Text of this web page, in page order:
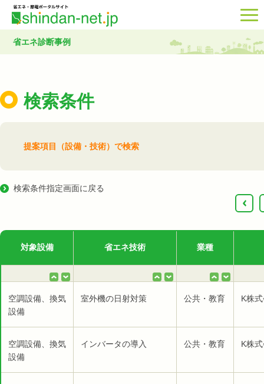
省エネ診断事例
検索条件
提案項目（設備・技術）で検索
検索条件指定画面に戻る
‹
対象設備 省エネ技術 業種
空調設備、換気
設備
室外機の日射対策 公共・教育 K株
空調設備、換気
設備
インバータの導入 公共・教育 K株